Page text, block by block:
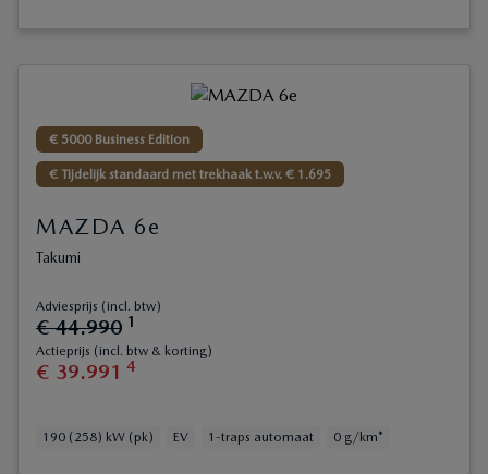
€ 5000 Business Edition
€ Tijdelijk standaard met trekhaak t.w.v. € 1.695
MAZDA 6e
Takumi
Adviesprijs (incl. btw)
€ 44.990 1
Actieprijs (incl. btw & korting)
€ 39.991 4
190 (258) kW (pk) EV 1-traps automaat 0 g/km*